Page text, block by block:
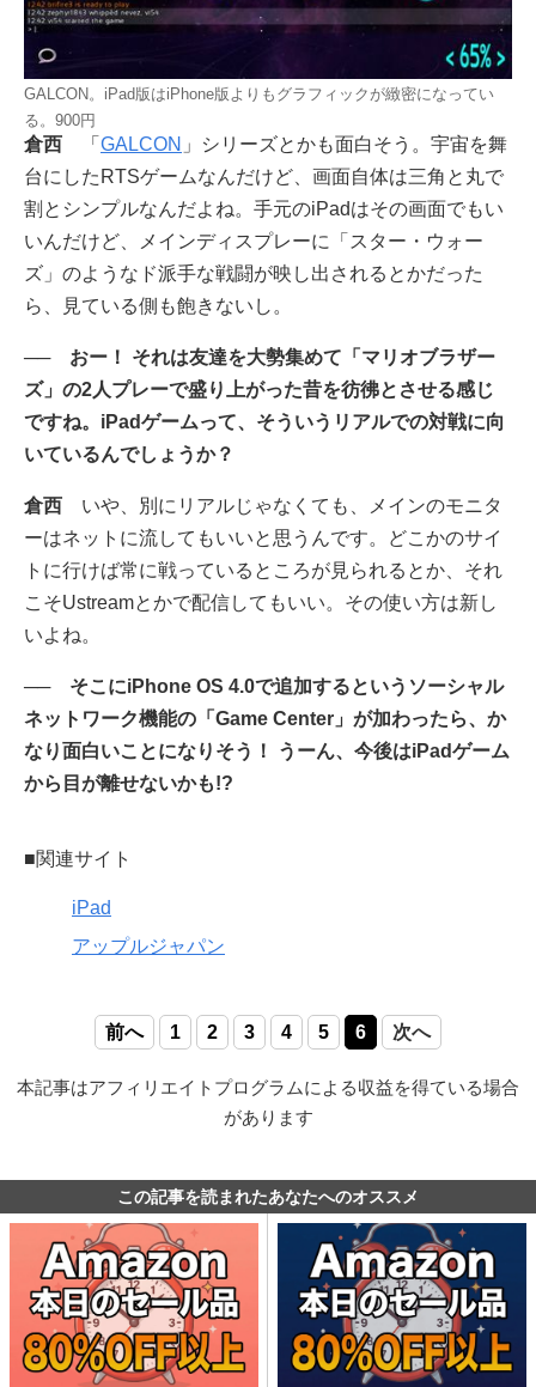
GALCON。iPad版はiPhone版よりもグラフィックが緻密になってい
る。900円
倉西 「 GALCON 」シリーズとかも面白そう。宇宙を舞
台にしたRTSゲームなんだけど、画面自体は三角と丸で
割とシンプルなんだよね。手元のiPadはその画面でもい
いんだけど、メインディスプレーに「スター・ウォー
ズ」のようなド派手な戦闘が映し出されるとかだった
ら、見ている側も飽きないし。
── おー！ それは友達を大勢集めて「マリオブラザー
ズ」の2人プレーで盛り上がった昔を彷彿とさせる感じ
ですね。iPadゲームって、そういうリアルでの対戦に向
いているんでしょうか？
倉西 いや、別にリアルじゃなくても、メインのモニタ
ーはネットに流してもいいと思うんです。どこかのサイ
トに行けば常に戦っているところが見られるとか、それ
こそUstreamとかで配信してもいい。その使い方は新し
いよね。
── そこにiPhone OS 4.0で追加するというソーシャル
ネットワーク機能の「Game Center」が加わったら、か
なり面白いことになりそう！ うーん、今後はiPadゲーム
から目が離せないかも!?
■関連サイト
iPad
アップルジャパン
前へ 1 2 3 4 5 6 次へ
本記事はアフィリエイトプログラムによる収益を得ている場合
があります
この記事を読まれたあなたへのオススメ